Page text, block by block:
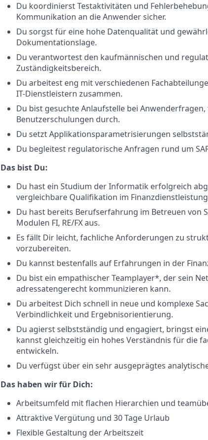
Du koordinierst Testaktivitäten und
Kommunikation an die Anwender sicher.
Du sorgst für eine hohe Datenqualität und
Dokumentationslage.
Du verantwortest den kaufmännischen und
Zuständigkeitsbereich.
Du arbeitest eng mit verschiedenen
IT-Dienstleistern zusammen.
Du bist gesuchte Anlaufstelle bei
Benutzerschulungen durch.
Du setzt Applikationsparametrisierungen
Du begleitest regulatorische Anfragen rund um
Das bist Du:
Du hast ein Studium der Informatik erfolgreich
vergleichbare Qualifikation im
Du hast bereits Berufserfahrung im Betreuen von
Modulen FI, RE/FX aus.
Es fällt Dir leicht, fachliche Anforderungen zu
vorzubereiten.
Du kannst bestenfalls auf Erfahrungen in der
Du bist ein empathischer Teamplayer*, der sein
adressatengerecht kommunizieren kann.
Du arbeitest Dich schnell in neue und komplexe
Verbindlichkeit und Ergebnisorientierung.
Du agierst selbstständig und engagiert, bringst
kannst gleichzeitig ein hohes Verständnis für die
entwickeln.
Du verfügst über ein sehr ausgeprägtes
Das haben wir für Dich:
Arbeitsumfeld mit flachen Hierarchien und
Attraktive Vergütung und 30 Tage Urlaub
Flexible Gestaltung der Arbeitszeit